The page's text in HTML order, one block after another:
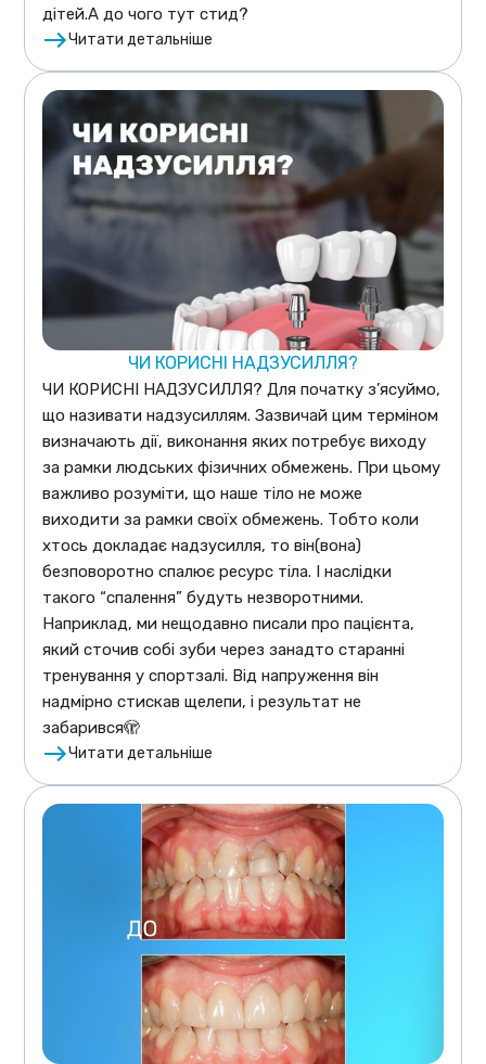
дітей.А до чого тут стид?
Читати детальніше
ЧИ КОРИСНІ НАДЗУСИЛЛЯ?
ЧИ КОРИСНІ НАДЗУСИЛЛЯ? Для початку з’ясуймо,
що називати надзусиллям. Зазвичай цим терміном
визначають дії, виконання яких потребує виходу
за рамки людських фізичних обмежень. При цьому
важливо розуміти, що наше тіло не може
виходити за рамки своїх обмежень. Тобто коли
хтось докладає надзусилля, то він(вона)
безповоротно спалює ресурс тіла. І наслідки
такого “спалення” будуть незворотними.
Наприклад, ми нещодавно писали про пацієнта,
який сточив собі зуби через занадто старанні
тренування у спортзалі. Від напруження він
надмірно стискав щелепи, і результат не
забарився🫣
Читати детальніше